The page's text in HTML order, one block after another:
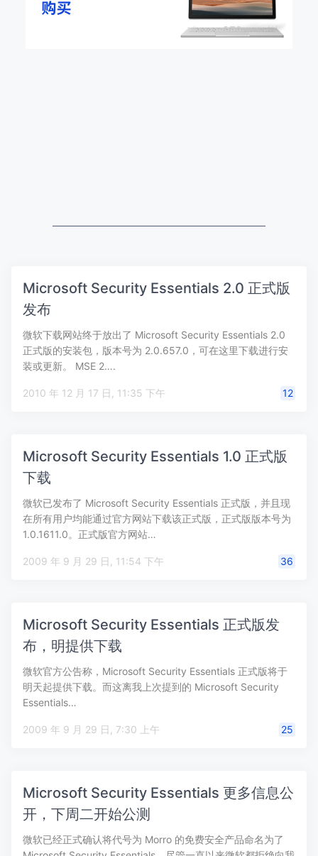
Microsoft Security Essentials 2.0 正式版
发布
微软下载网站终于放出了 Microsoft Security Essentials 2.0
正式版的安装包，版本号为 2.0.657.0，可在这里下载进行安
装或更新。 MSE 2….
2010 年 12 月 17 日, 11:35 下午 12
Microsoft Security Essentials 1.0 正式版
下载
微软已发布了 Microsoft Security Essentials 正式版，并且现
在所有用户均能通过官方网站下载该正式版，正式版版本号为
1.0.1611.0。正式版官方网站…
2009 年 9 月 29 日, 11:54 下午 36
Microsoft Security Essentials 正式版发
布，明提供下载
微软官方公告称，Microsoft Security Essentials 正式版将于
明天起提供下载。而这离我上次提到的 Microsoft Security
Essentials…
2009 年 9 月 29 日, 7:30 上午 25
Microsoft Security Essentials 更多信息公
开，下周二开始公测
微软已经正式确认将代号为 Morro 的免费安全产品命名为了